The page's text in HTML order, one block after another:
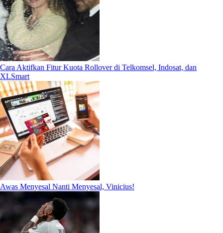
Cara Aktifkan Fitur Kuota Rollover di Telkomsel, Indosat, dan
XLSmart
Awas Menyesal Nanti Menyesal, Vinicius!